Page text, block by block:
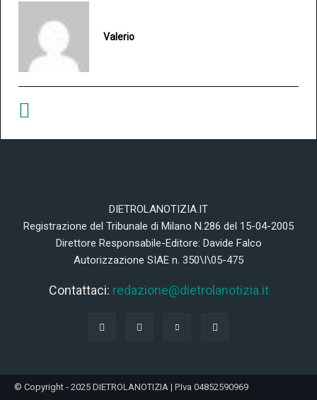
Valerio
DIETROLANOTIZIA.IT
Registrazione del Tribunale di Milano N.286 del 15-04-2005
Direttore Responsabile-Editore: Davide Falco
Autorizzazione SIAE n. 350\I\05-475
Contattaci: redazione@dietrolanotizia.it
© Copyright - 2025 DIETROLANOTIZIA | P.Iva 04852590969